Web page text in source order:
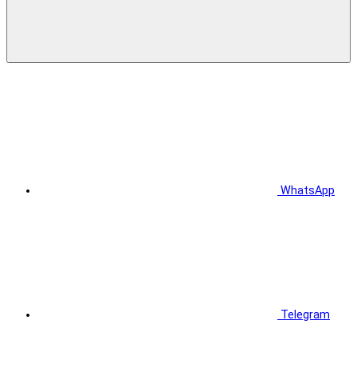
WhatsApp
Telegram